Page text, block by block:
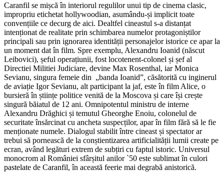
Caranfil se mișcă în interiorul regulilor unui tip de cinema clasic,
impropriu etichetat hollywoodian, asumându-și implicit toate
convențiile ce decurg de aici. Dealtfel cineastul s-a distanțat
intenționat de realitate prin schimbarea numelor protagoniștilor
principali sau prin ignorarea identității personajelor istorice ce apar la
un moment dat în film. Spre exemplu, Alexandru Ioanid (născut
Leibovici), șeful operațiunii, fost locotenent-colonel și șef al
Directiei Militiei Judiciare, devine Max Rosenthal, iar Monica
Sevianu, singura femeie din „banda Ioanid”, căsătorită cu inginerul
de aviație Igor Sevianu, alt participant la jaf, este în film Alice, o
bursieră în științe politice venită de la Moscova și care își crește
singură băiatul de 12 ani. Omnipotentul ministru de interne
Alexandru Drăghici și temutul Gheorghe Enoiu, colonelul de
securitate însărcinat cu ancheta suspecților, apar în film fără să le fie
menționate numele. Dialogul stabilit între cineast și spectator ar
trebui să pornească de la conștientizarea artificialității lumii create pe
ecran, având legături extrem de subțiri cu faptul istoric. Universul
monocrom al României sfârșitul anilor `50 este sublimat în culori
pastelate de Caranfil, în această feerie mai degrabă anistorică.